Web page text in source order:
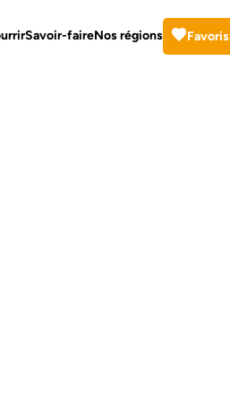
Savoir-faireNos régions Favoris